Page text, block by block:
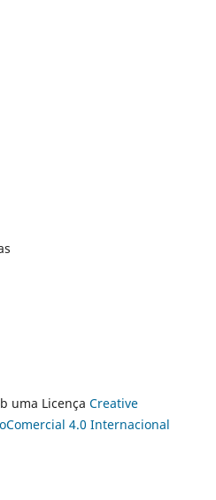
uma Licença Creative
4.0 Internacional